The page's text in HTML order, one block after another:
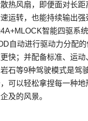
热风扇，即便面对长距
运转，也能持续输出强
智能四驱系
自动进行驱动力分配
快；并配备标准、运动
石等9种驾驶模式是驾
可以轻松拿捏每一种地
及的风景。